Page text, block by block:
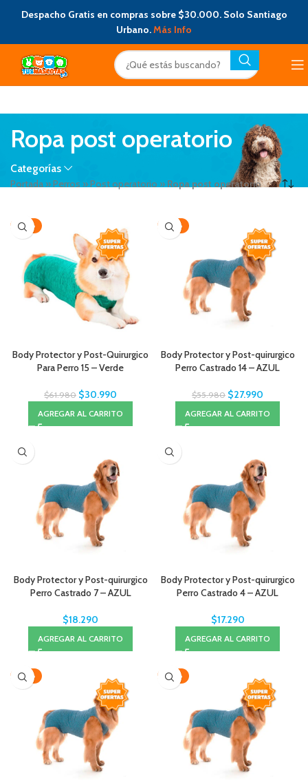
Despacho Gratis en compras sobre $30.000. Solo Santiago
Urbano.Más Info
Ropa post operatorio
Categorías
Portada »Perros »Post operatorio » Ropa post operatorio
-50%
Body Protector y Post-Quirurgico
Para Perro 15 – Verde
$61.980 $30.990
AGREGAR AL CARRITO
-50%
Body Protector y Post-quirurgico
Perro Castrado 14 – AZUL
$55.980 $27.990
AGREGAR AL CARRITO
Body Protector y Post-quirurgico
Perro Castrado 7 – AZUL
$18.290
AGREGAR AL CARRITO
Body Protector y Post-quirurgico
Perro Castrado 4 – AZUL
$17.290
AGREGAR AL CARRITO
-50% -50%